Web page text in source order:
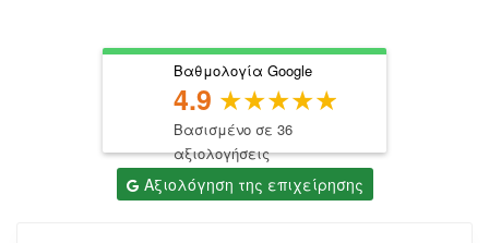
Βαθμολογία Google
4.9
Βασισμένο σε 36
αξιολογήσεις
Αξιολόγηση της επιχείρησης